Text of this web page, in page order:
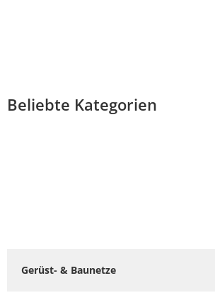
Beliebte Kategorien
Gerüst- & Baunetze